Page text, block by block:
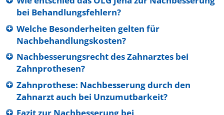
bei Behandlungsfehlern?
Welche Besonderheiten gelten für
Nachbehandlungskosten?
Nachbesserungsrecht des Zahnarztes bei
Zahnprothesen?
Zahnprothese: Nachbesserung durch den
Zahnarzt auch bei Unzumutbarkeit?